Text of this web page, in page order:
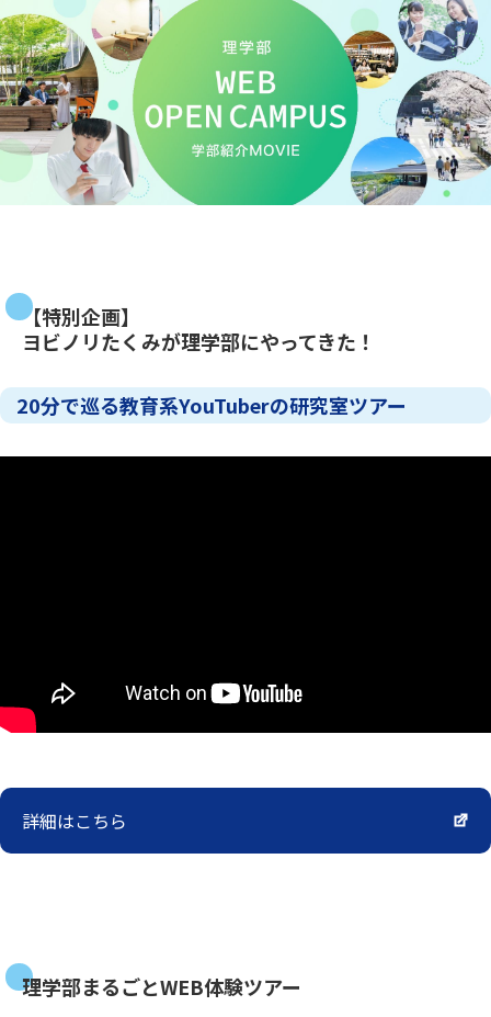
【特別企画】
ヨビノリたくみが理学部にやってきた！
20分で巡る教育系YouTuberの研究室ツアー
詳細はこちら
理学部まるごとWEB体験ツアー